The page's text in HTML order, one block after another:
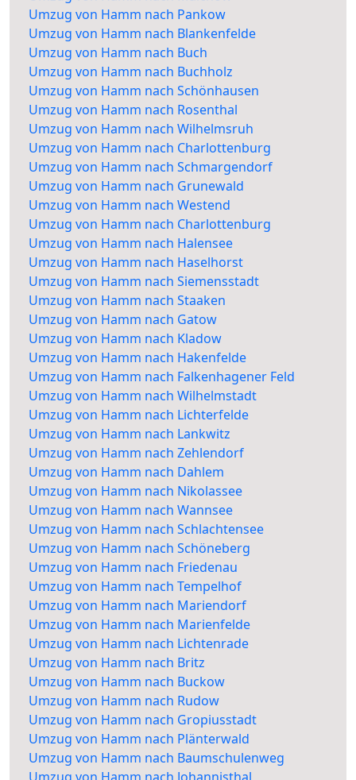
Umzug von Hamm nach Pankow
Umzug von Hamm nach Blankenfelde
Umzug von Hamm nach Buch
Umzug von Hamm nach Buchholz
Umzug von Hamm nach Schönhausen
Umzug von Hamm nach Rosenthal
Umzug von Hamm nach Wilhelmsruh
Umzug von Hamm nach Charlottenburg
Umzug von Hamm nach Schmargendorf
Umzug von Hamm nach Grunewald
Umzug von Hamm nach Westend
Umzug von Hamm nach Charlottenburg
Umzug von Hamm nach Halensee
Umzug von Hamm nach Haselhorst
Umzug von Hamm nach Siemensstadt
Umzug von Hamm nach Staaken
Umzug von Hamm nach Gatow
Umzug von Hamm nach Kladow
Umzug von Hamm nach Hakenfelde
Umzug von Hamm nach Falkenhagener Feld
Umzug von Hamm nach Wilhelmstadt
Umzug von Hamm nach Lichterfelde
Umzug von Hamm nach Lankwitz
Umzug von Hamm nach Zehlendorf
Umzug von Hamm nach Dahlem
Umzug von Hamm nach Nikolassee
Umzug von Hamm nach Wannsee
Umzug von Hamm nach Schlachtensee
Umzug von Hamm nach Schöneberg
Umzug von Hamm nach Friedenau
Umzug von Hamm nach Tempelhof
Umzug von Hamm nach Mariendorf
Umzug von Hamm nach Marienfelde
Umzug von Hamm nach Lichtenrade
Umzug von Hamm nach Britz
Umzug von Hamm nach Buckow
Umzug von Hamm nach Rudow
Umzug von Hamm nach Gropiusstadt
Umzug von Hamm nach Plänterwald
Umzug von Hamm nach Baumschulenweg